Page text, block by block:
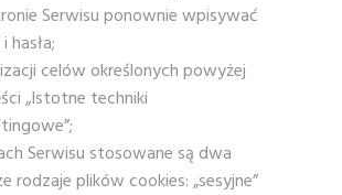
Serwisu ponownie wpisywać
hasła;
celów określonych powyżej
„Istotne techniki
Serwisu stosowane są dwa
rodzaje plików cookies: „sesyjne”